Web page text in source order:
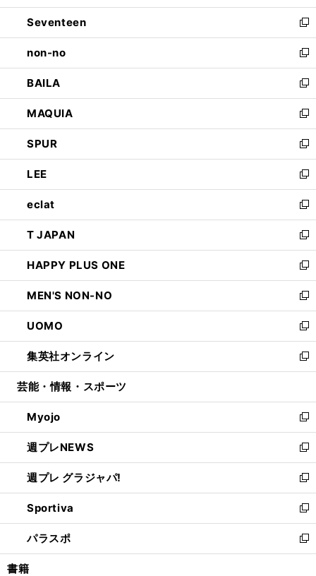
開
く
ウ
で
開
く
ン
ド
ウ
で
開
く
Seventeen
新
し
い
ウ
ィ
ン
ド
ウ
で
開
く
non-no
新
し
い
ウ
ィ
ン
ド
ウ
で
開
く
BAILA
新
し
い
ウ
ィ
ン
ド
ウ
で
開
く
MAQUIA
新
し
い
ウ
ィ
ン
ド
ウ
で
開
く
SPUR
新
し
い
ウ
ィ
ン
ド
ウ
で
開
く
LEE
新
し
い
ウ
ィ
ン
ド
ウ
で
開
く
eclat
新
し
い
ウ
ィ
ン
ド
ウ
で
開
く
T JAPAN
新
し
い
ウ
ィ
ン
ド
ウ
で
開
HAPPY PLUS ONE
新
し
い
ウ
ィ
ン
ド
ウ
開
く
MEN'S NON-NO
新
し
い
ウ
ィ
ン
ウ
で
開
く
UOMO
新
し
い
ウ
ン
ド
ウ
で
開
く
集英社オンライン
新
し
ウ
ィ
ン
ド
ウ
で
開
く
芸能・情報・スポーツ
Myojo
新
し
い
ウ
ィ
ン
ド
ウ
で
開
週プレNEWS
新
し
い
ウ
ィ
ン
ド
ウ
週プレ グラジャパ!
新
し
い
ウ
ィ
ン
Sportiva
新
し
い
ウ
パラスポ
新
し
書籍